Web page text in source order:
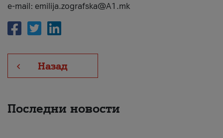
e-mail: emilija.zografska@A1.mk
Назад
Последни новости